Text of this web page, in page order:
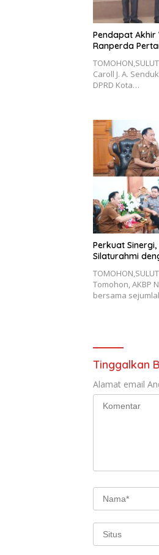
Pendapat Akhir
Ranperda
Caroll J. A.
DPRD Kota…
Perkuat
Silaturahmi
Tomohon, AKBP
bersama
Tinggalkan
Alamat email